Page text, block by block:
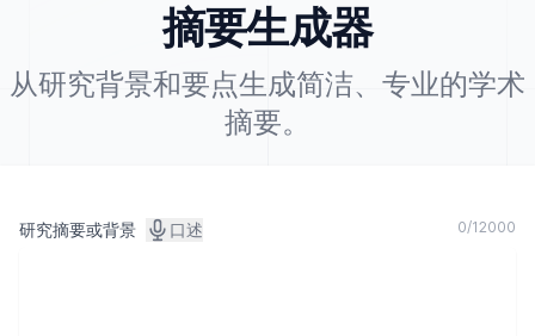
摘要生成器
从研究背景和要点生成简洁、专业的学术
摘要。
研究摘要或背景 口述 0/12000